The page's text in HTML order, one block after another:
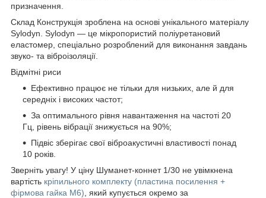
призначення.
Склад Конструкція зроблена на основі унікального матеріалу
Sylodyn. Sylodyn — це мікропористий поліуретановий
еластомер, спеціально розроблений для виконання завдань
звуко- та віброізоляції.
Відмітні риси
Ефективно працює не тільки для низьких, але й для
середніх і високих частот;
За оптимального рівня навантаження на частоті 20
Гц, рівень вібрації знижується на 90%;
Підвіс зберігає свої віброакустичні властивості понад
10 років.
Зверніть увагу! У ціну Шуманет-коннет 1/30 не увімкнена
вартість кріпильного комплекту (пластина посилення +
фірмова гайка М6) , який купується окремо за